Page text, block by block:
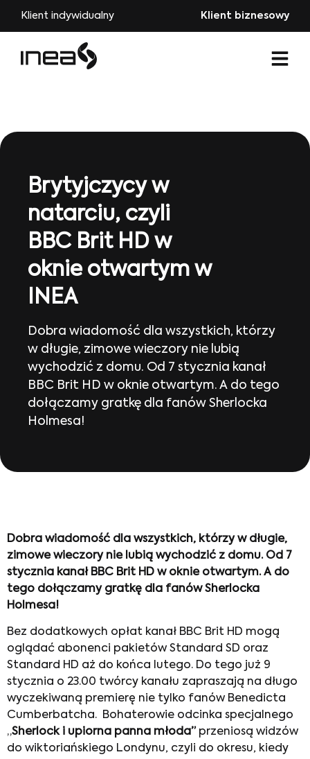
Klient indywidualny Klient biznesowy
Brytyjczycy w
natarciu, czyli
BBC Brit HD w
oknie otwartym w
INEA
Dobra wiadomość dla wszystkich, którzy
w długie, zimowe wieczory nie lubią
wychodzić z domu. Od 7 stycznia kanał
BBC Brit HD w oknie otwartym. A do tego
dołączamy gratkę dla fanów Sherlocka
Holmesa!
Dobra wiadomość dla wszystkich, którzy w długie,
zimowe wieczory nie lubią wychodzić z domu. Od 7
stycznia kanał BBC Brit HD w oknie otwartym. A do
tego dołączamy gratkę dla fanów Sherlocka
Holmesa!
Bez dodatkowych opłat kanał BBC Brit HD mogą
oglądać abonenci pakietów Standard SD oraz
Standard HD aż do końca lutego. Do tego już 9
stycznia o 23.00 twórcy kanału zapraszają na długo
wyczekiwaną premierę nie tylko fanów Benedicta
Cumberbatcha. Bohaterowie odcinka specjalnego
„Sherlock i upiorna panna młoda” przeniosą widzów
do wiktoriańskiego Londynu, czyli do okresu, kiedy